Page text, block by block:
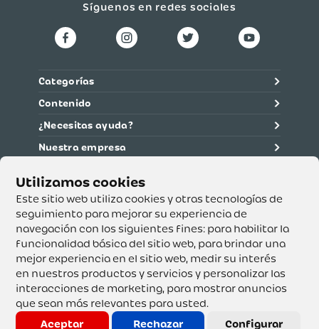
Este sitio web utiliza cookies y otras tecnologías de
seguimiento para mejorar su experiencia de
navegación con los siguientes fines: para habilitar la
funcionalidad básica del sitio web, para brindar una
mejor experiencia en el sitio web, medir su interés
en nuestros productos y servicios y personalizar las
interacciones de marketing, para mostrar anuncios
que sean más relevantes para usted.
Aceptar
Rechazar Configurar
Síguenos en redes sociales
Categorías
Contenido
¿Necesitas ayuda?
Nuestra empresa
Supertiendas y Drogería Olímpica S.A. - Nit 890.107.487 -
Dirección de notificación: Calle 53 No. 46-192 local 3-01
Teléfono: 3232540999 - Correo:
servicioalcliente@olimpica.com.co
Copyright o Actualización 2023 OLÍMPICA S.A. Derechos
Reservados.